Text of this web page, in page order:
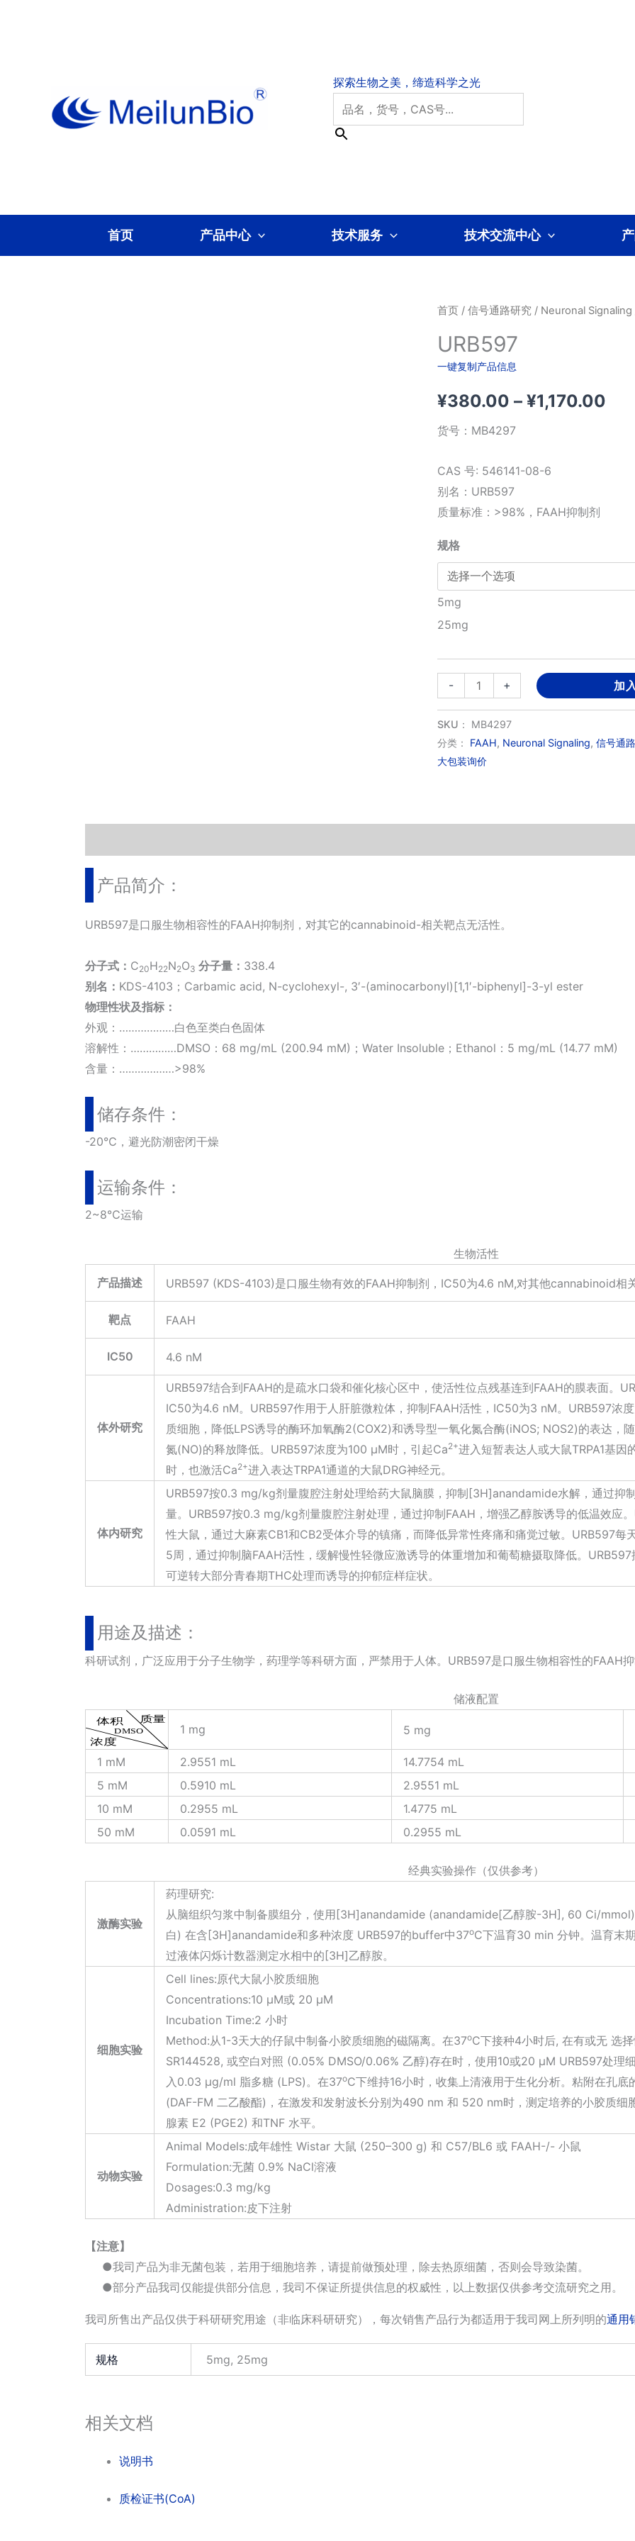
首页 产品中心 技术服务 技术交流中心
首页/ 信号通路研究/ Neuronal Signaling
URB597
一键复制产品信息
¥380.00 – ¥1,170.00价
货号： MB4297
CAS 号: 546141-08-6
别名：URB597
质量标准：>98%，FAAH抑制剂
规格
5mg
25mg
-
URB597
数
量
+ 加
SKU： MB4297
分类： FAAH, Neuronal Signaling, 信号通
大包装询价
产品简介：
URB597是口服生物相容性的FAAH抑制剂，对其它的cannabinoid-相关靶点无活性。
分子式： C20H22N2O3 分子量： 338.4
别名： KDS-4103；Carbamic acid, N-cyclohexyl-, 3′-(aminocarbonyl)[1,1′-biphenyl]-3-yl ester
物理性状及指标：
外观：………………白色至类白色固体
溶解性：……………DMSO：68 mg/mL (200.94 mM)；Water Insoluble；Ethanol：5 mg/mL (14.77 mM)
含量：………………>98%
储存条件：
-20℃，避光防潮密闭干燥
运输条件：
2~8℃运输
生物活性
产品描述 URB597 (KDS-4103)是口服生物有效的FAAH抑制剂，IC50为4.6 nM,对其他cannabinoid相
靶点 FAAH
IC50 4.6 nM
体外研究
URB597结合到FAAH的是疏水口袋和催化核心区中，使活性位点残基连到FAAH的膜表面。
IC50为4.6 nM。URB597作用于人肝脏微粒体，抑制FAAH活性，IC50为3 nM。URB597浓
质细胞，降低LPS诱导的酶环加氧酶2(COX2)和诱导型一氧化氮合酶(iNOS; NOS2)的表达，
氮(NO)的释放降低。URB597浓度为100 μM时，引起Ca2+进入短暂表达人或大鼠TRPA1基
时，也激活Ca2+进入表达TRPA1通道的大鼠DRG神经元。
体内研究
URB597按0.3 mg/kg剂量腹腔注射处理给药大鼠脑膜，抑制[3H]anandamide水解，通过抑
量。URB597按0.3 mg/kg剂量腹腔注射处理，通过抑制FAAH，增强乙醇胺诱导的低温效应
性大鼠，通过大麻素CB1和CB2受体介导的镇痛，而降低异常性疼痛和痛觉过敏。URB597
5周，通过抑制脑FAAH活性，缓解慢性轻微应激诱导的体重增加和葡萄糖摄取降低。
可逆转大部分青春期THC处理而诱导的抑郁症样症状。
用途及描述：
科研试剂，广泛应用于分子生物学，药理学等科研方面，严禁用于人体。URB597是口服生物相容性的FAAH
储液配置
1 mg 5 mg
1 mM 2.9551 mL 14.7754 mL
5 mM
0.5910 mL 2.9551 mL
10 mM
0.2955 mL 1.4775 mL
50 mM
0.0591 mL 0.2955 mL
经典实验操作（仅供参考）
激酶实验
药理研究:
从脑组织匀浆中制备膜组分，使用[3H]anandamide (anandamide[乙醇胺-3H], 60 Ci/
白) 在含[3H]anandamide和多种浓度 URB597的buffer中37oC下温育30 min 分钟。温育末
过液体闪烁计数器测定水相中的[3H]乙醇胺。
细胞实验
Cell lines:原代大鼠小胶质细胞
Concentrations:10 µM或 20 μM
Incubation Time:2 小时
Method:从1-3天大的仔鼠中制备小胶质细胞的磁隔离。在37oC下接种4小时后, 在有或无 选
SR144528, 或空白对照 (0.05% DMSO/0.06% 乙醇)存在时，使用10或20 μM URB597处理
入0.03 μg/ml 脂多糖 (LPS)。在37oC下维持16小时，收集上清液用于生化分析。粘附在孔
(DAF-FM 二乙酸酯)，在激发和发射波长分别为490 nm 和 520 nm时，测定培养的小胶质细
腺素 E2 (PGE2) 和TNF 水平。
动物实验
Animal Models:成年雄性 Wistar 大鼠 (250–300 g) 和 C57/BL6 或 FAAH-/- 小鼠
Formulation:无菌 0.9% NaCl溶液
Dosages:0.3 mg/kg
Administration:皮下注射
【注意】
●我司产品为非无菌包装，若用于细胞培养，请提前做预处理，除去热原细菌，否则会导致染菌。
●部分产品我司仅能提供部分信息，我司不保证所提供信息的权威性，以上数据仅供参考交流研究之用。
我司所售出产品仅供于科研研究用途（非临床科研研究），每次销售产品行为都适用于我司网上所列明的通用
规格 5mg, 25mg
相关文档
说明书
质检证书(CoA)